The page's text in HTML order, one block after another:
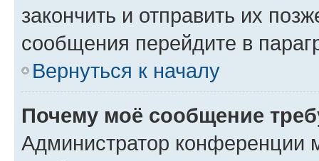
закончить и отправить их
сообщения перейдите в
Вернуться к началу
Почему моё сообщение
Администратор конференции